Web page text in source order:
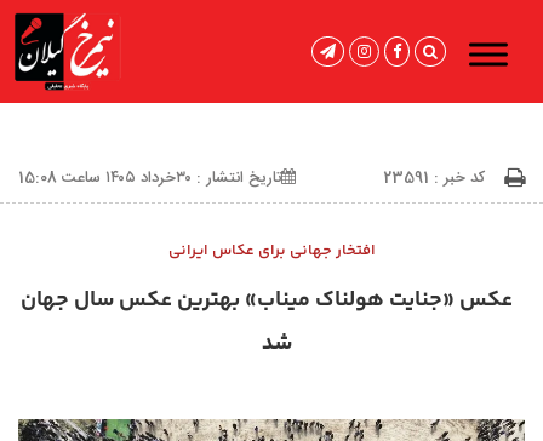
کد خبر : 23591 تاریخ انتشار : ۳۰خرداد ۱۴۰۵ ساعت 15:08
افتخار جهانی برای عکاس ایرانی
عکس «جنایت هولناک میناب» بهترین عکس سال جهان
شد